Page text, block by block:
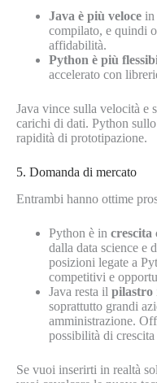
Java è più veloce in
compilato, e quindi
affidabilità.
Python è più
accelerato con
Java vince sulla velocità e
carichi di dati. Python
rapidità di prototipazione.
5. Domanda di mercato
Entrambi hanno ottime
Python è in crescita
dalla data science e
posizioni legate a
competitivi e
Java resta il pilastro
soprattutto grandi
amministrazione.
possibilità di
Se vuoi inserirti in realtà